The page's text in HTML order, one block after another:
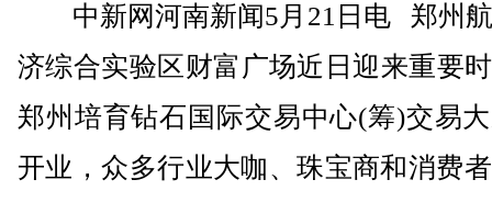
中新网河南新闻5月21日电 郑州航
济综合实验区财富广场近日迎来重要
郑州培育钻石国际交易中心(筹)交易
开业，众多行业大咖、珠宝商和消费